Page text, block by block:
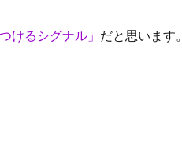
けるシグナル」 だと思います。